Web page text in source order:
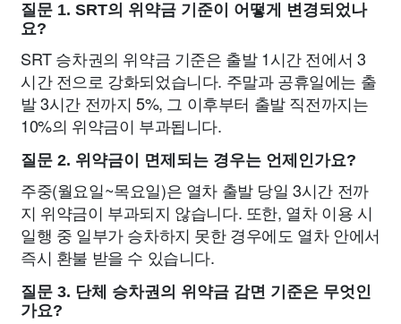
질문 1. SRT의 위약금 기준이 어떻게 변경되었나
요?
SRT 승차권의 위약금 기준은 출발 1시간 전에서 3
시간 전으로 강화되었습니다. 주말과 공휴일에는 출
발 3시간 전까지 5%, 그 이후부터 출발 직전까지는
10%의 위약금이 부과됩니다.
질문 2. 위약금이 면제되는 경우는 언제인가요?
주중(월요일~목요일)은 열차 출발 당일 3시간 전까
지 위약금이 부과되지 않습니다. 또한, 열차 이용 시
일행 중 일부가 승차하지 못한 경우에도 열차 안에서
즉시 환불 받을 수 있습니다.
질문 3. 단체 승차권의 위약금 감면 기준은 무엇인
가요?